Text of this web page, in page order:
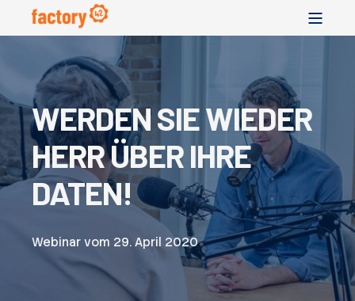
WERDEN SIE WIEDER
HERR ÜBER IHRE
DATEN!
Webinar vom 29. April 2020